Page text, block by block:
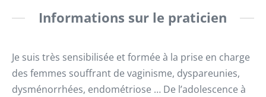
Informations sur le praticien
Je suis très sensibilisée et formée à la prise en charge
des femmes souffrant de vaginisme, dyspareunies,
dysménorrhées, endométriose … De l’adolescence à